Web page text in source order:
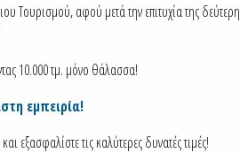
αφού μετά την επιτυχία της
10.000 τμ. μόνο θάλασσα!
εμπειρία!
εξασφαλίστε τις καλύτερες δυνατές τιμές!